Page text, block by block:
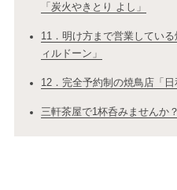
「炭火やきとり よし」
11．明け方まで営業してい
ィルドーン」
12．完全予約制の焼鳥店「日
三軒茶屋で1杯呑みませんか？